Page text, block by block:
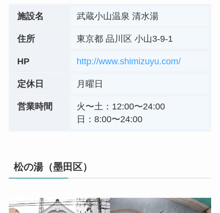
施設名 武蔵小山温泉 清水湯
住所 東京都 品川区 小山3-9-1
HP http://www.shimizuyu.com/
定休日 月曜日
営業時間
火〜土：12:00〜24:00
日：8:00〜24:00
松の湯（墨田区）